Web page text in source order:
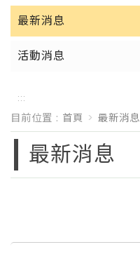
最新消息
活動消息
:::
目前位置 : 首頁 最新消息
最新消息